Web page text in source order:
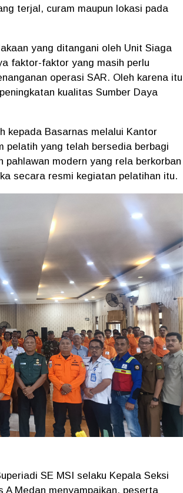
terjal, curam maupun lokasi pada
yang ditangani oleh Unit Siaga
faktor-faktor yang masih perlu
operasi SAR. Oleh karena itu
kualitas Sumber Daya
kepada Basarnas melalui Kantor
pelatih yang telah bersedia berbagi
modern yang rela berkorban
secara resmi kegiatan pelatihan itu.
SE MSI selaku Kepala Seksi
Medan menyampaikan, peserta